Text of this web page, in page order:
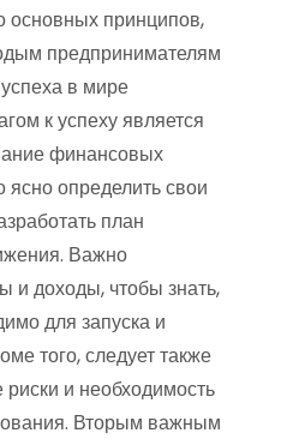
основных принципов,
предпринимателям
в мире
к успеху является
финансовых
определить свои
план
Важно
и доходы, чтобы знать,
для запуска и
того, следует также
и необходимость
Вторым важным